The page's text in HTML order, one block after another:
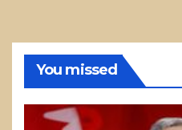
You missed